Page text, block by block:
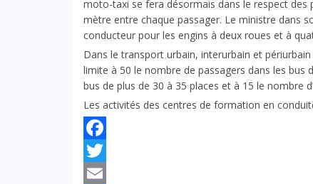
moto-taxi se fera désormais dans le respect des
mètre entre chaque passager. Le ministre dans
conducteur pour les engins à deux roues et à
Dans le transport urbain, interurbain et
limite à 50 le nombre de passagers dans les bus
bus de plus de 30 à 35 places et à 15 le nombre
Les activités des centres de formation en
Facebook
Twitter